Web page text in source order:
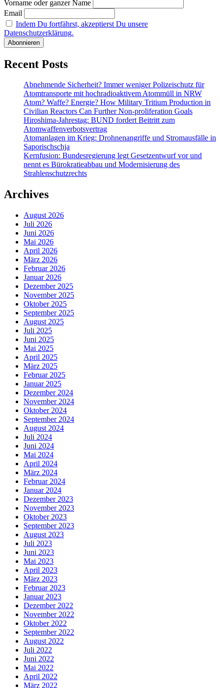
Vorname oder ganzer Name
Email
Indem Du fortfährst, akzeptierst Du unsere
Datenschutzerklärung.
Recent Posts
Abnehmende Sicherheit? Immer weniger Polizeischutz für
Atomtransporte mit hochradioaktivem Atommüll in NRW
Atom? Waffe? Energie? How Military Tritium Production in
Civilian Reactors Can Further Non-proliferation Goals
Hiroshima-Jahrestag: BUND fordert Beitritt zum
Atomwaffenverbotsvertrag
Atomanlagen im Krieg: Drohnenangriffe und Stromausfälle in
Saporischschja
Kernfusion: Bundesregierung legt Gesetzentwurf vor und
nennt es Bürokratieabbau und Modernisierung des
Strahlenschutzrechts
Archives
August 2026
Juli 2026
Juni 2026
Mai 2026
April 2026
März 2026
Februar 2026
Januar 2026
Dezember 2025
November 2025
Oktober 2025
September 2025
August 2025
Juli 2025
Juni 2025
Mai 2025
April 2025
März 2025
Februar 2025
Januar 2025
Dezember 2024
November 2024
Oktober 2024
September 2024
August 2024
Juli 2024
Juni 2024
Mai 2024
April 2024
März 2024
Februar 2024
Januar 2024
Dezember 2023
November 2023
Oktober 2023
September 2023
August 2023
Juli 2023
Juni 2023
Mai 2023
April 2023
März 2023
Februar 2023
Januar 2023
Dezember 2022
November 2022
Oktober 2022
September 2022
August 2022
Juli 2022
Juni 2022
Mai 2022
April 2022
März 2022